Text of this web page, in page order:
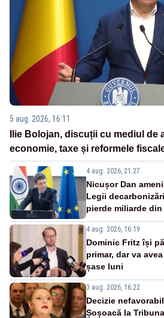
5 aug. 2026, 16:11
Ilie Bolojan, discuții cu mediul de
economie, taxe și reformele
4 aug. 2026, 21:27
Nicușor Dan
Legii
pierde miliarde din
4 aug. 2026, 16:19
Dominic Fritz își
primar, dar va
șase luni
3 aug. 2026, 16:22
Decizie
Șoșoacă la